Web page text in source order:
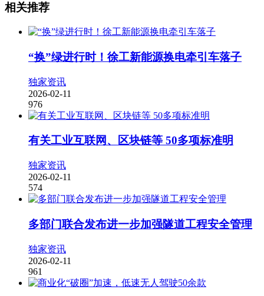
相关推荐
“换”绿进行时！徐工新能源换电牵引车落子
独家资讯
2026-02-11
976
有关工业互联网、区块链等 50多项标准明
独家资讯
2026-02-11
574
多部门联合发布进一步加强隧道工程安全管理
独家资讯
2026-02-11
961